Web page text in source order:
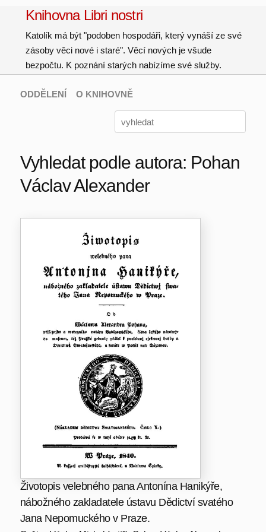
Knihovna Libri nostri
Katolík má být "podoben hospodáři, který vynáší ze své
zásoby věci nové i staré". Věcí nových je všude
bezpočtu. K poznání starých nabízíme své služby.
ODDĚLENÍ O KNIHOVNĚ
Vyhledat podle autora: Pohan
Václav Alexander
Životopis velebného pana Antonína Hanikýře,
nábožného zakladatele ústavu Dědictví svatého
Jana Nepomuckého v Praze.